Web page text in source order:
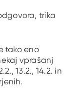
trika
tako eno
vprašanj
13.2., 14.2. in